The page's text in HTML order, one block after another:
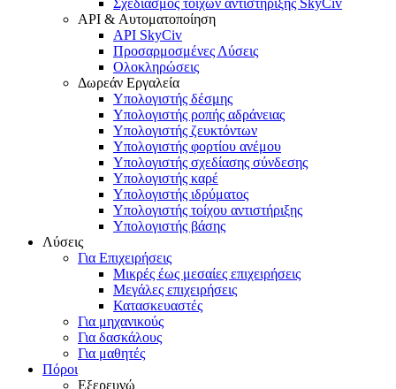
Σχεδιασμός τοίχων αντιστήριξης SkyCiv
API & Αυτοματοποίηση
API SkyCiv
Προσαρμοσμένες Λύσεις
Ολοκληρώσεις
Δωρεάν Εργαλεία
Υπολογιστής δέσμης
Υπολογιστής ροπής αδράνειας
Υπολογιστής ζευκτόντων
Υπολογιστής φορτίου ανέμου
Υπολογιστής σχεδίασης σύνδεσης
Υπολογιστής καρέ
Υπολογιστής ιδρύματος
Υπολογιστής τοίχου αντιστήριξης
Υπολογιστής βάσης
Λύσεις
Για Επιχειρήσεις
Μικρές έως μεσαίες επιχειρήσεις
Μεγάλες επιχειρήσεις
Κατασκευαστές
Για μηχανικούς
Για δασκάλους
Για μαθητές
Πόροι
Εξερευνώ